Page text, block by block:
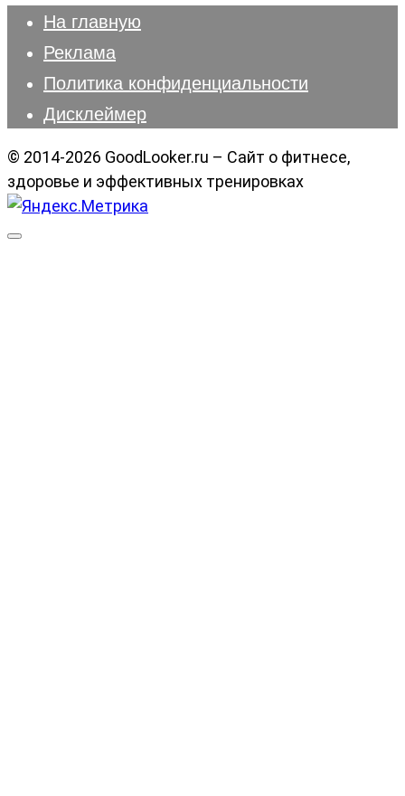
На главную
Реклама
Политика конфиденциальности
Дисклеймер
© 2014-2026 GoodLooker.ru – Сайт о фитнесе,
здоровье и эффективных тренировках